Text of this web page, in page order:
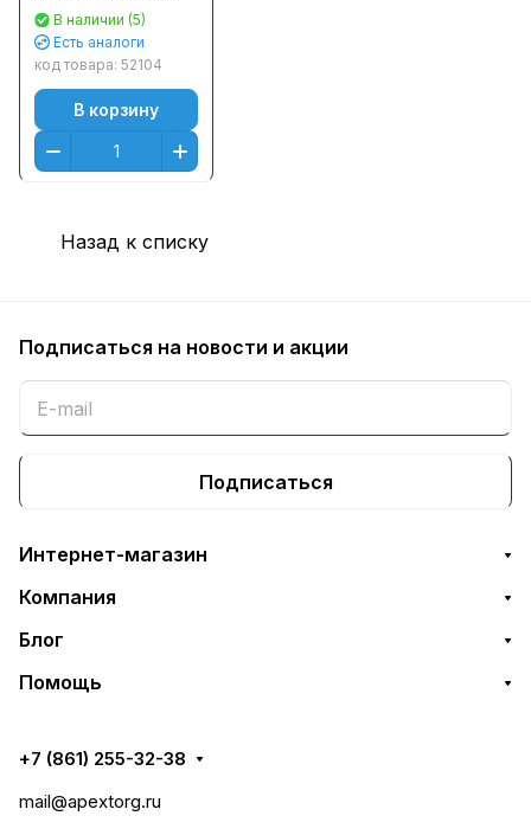
CF226X), Canon
052/ 052H, 057/
057H (для OEM-
тип картриджей)
Golden Green
В наличии (5)
Есть аналоги
код товара: 52104
В корзину
Назад к списку
Подписаться на новости и акции
Подписаться
Интернет-магазин
Компания
Блог
Помощь
+7 (861) 255-32-38
mail@apextorg.ru